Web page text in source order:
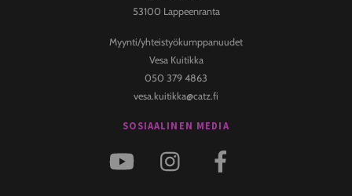
53100 Lappeenranta
Myynti/yhteistyökumppanuudet
Vesa Kuitikka
050 379 4863
vesa.kuitikka@catz.fi
SOSIAALINEN MEDIA